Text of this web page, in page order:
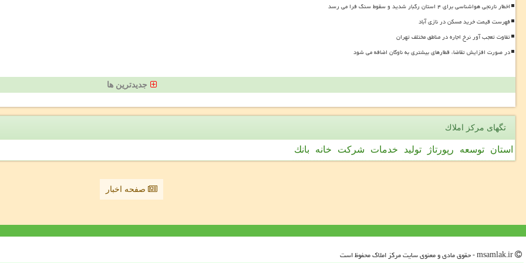
اخطار نارنجی هواشناسی برای ۴ استان رگبار شدید و سقوط سنگ فرا می رسد
فهرست قیمت خرید مسکن در نازی آباد
تفاوت تعجب آور نرخ اجاره در مناطق مختلف تهران
در صورت افزایش تقاضا، قطارهای بیشتری به ناوگان اضافه می شود
جدیدترین ها
تگهای مركز املاك
استان توسعه رپورتاژ تولید خدمات شركت خانه بانك
صفحه اخبار